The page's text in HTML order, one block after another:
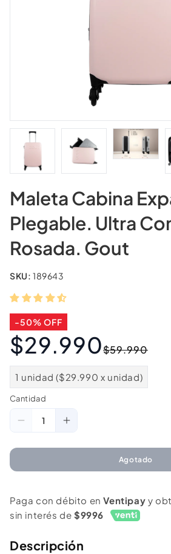
Maleta Cabina
Plegable. Ultra
Rosada. Gout
SKU: 189643
-50% OFF
$59.990
$29.990
1 unidad ($29.990 x unidad)
Cantidad
Cantidad
Reducir
cantidad
Expandible-
Ultra
Aumentar
cantidad
Cabina
Expandible-
Ultra
Agotado
Paga con débito enVentipay y
sin interés de $9996
Descripción